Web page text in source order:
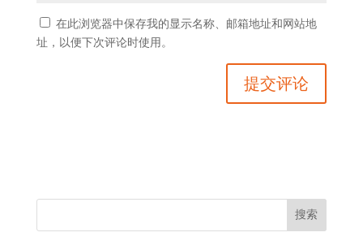
在此浏览器中保存我的显示名称、邮箱地址和网站地
址，以便下次评论时使用。
搜索